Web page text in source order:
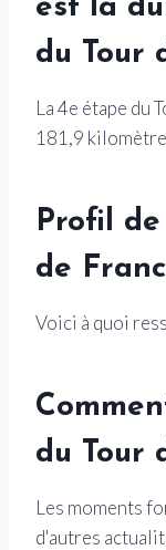
est la
du Tour
La 4e étape du
181,9
Profil
de
Voici à quoi
du Tour
Les moments
d'autres